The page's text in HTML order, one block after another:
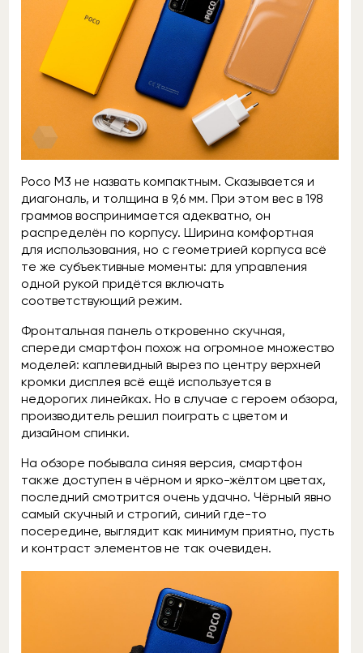
Poco M3 не назвать компактным. Сказывается и
диагональ, и толщина в 9,6 мм. При этом вес в 198
граммов воспринимается адекватно, он
распределён по корпусу. Ширина комфортная
для использования, но с геометрией корпуса всё
те же субъективные моменты: для управления
одной рукой придётся включать
соответствующий режим.
Фронтальная панель откровенно скучная,
спереди смартфон похож на огромное множество
моделей: каплевидный вырез по центру верхней
кромки дисплея всё ещё используется в
недорогих линейках. Но в случае с героем обзора,
производитель решил поиграть с цветом и
дизайном спинки.
На обзоре побывала синяя версия, смартфон
также доступен в чёрном и ярко-жёлтом цветах,
последний смотрится очень удачно. Чёрный явно
самый скучный и строгий, синий где-то
посередине, выглядит как минимум приятно, пусть
и контраст элементов не так очевиден.